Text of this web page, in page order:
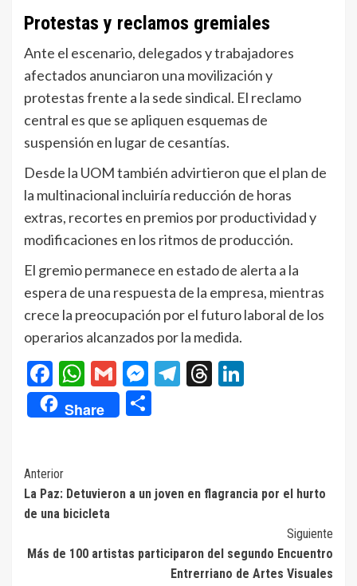
Protestas y reclamos gremiales
Ante el escenario, delegados y trabajadores
afectados anunciaron una movilización y
protestas frente a la sede sindical. El reclamo
central es que se apliquen esquemas de
suspensión en lugar de cesantías.
Desde la UOM también advirtieron que el plan de
la multinacional incluiría reducción de horas
extras, recortes en premios por productividad y
modificaciones en los ritmos de producción.
El gremio permanece en estado de alerta a la
espera de una respuesta de la empresa, mientras
crece la preocupación por el futuro laboral de los
operarios alcanzados por la medida.
Facebook
WhatsApp
GmailMessenger
Telegram
Threads
Share
Navegación
de
Anterior
La Paz: Detuvieron a un joven en flagrancia por el hurto
de una bicicleta
Siguiente
Más de 100 artistas participaron del segundo Encuentro
Entrerriano de Artes Visuales